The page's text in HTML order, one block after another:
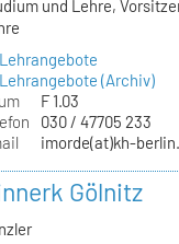
und Lehre,
(Archiv)
F 1.03
030 / 47705 233
imorde(at)kh-
Gölnitz